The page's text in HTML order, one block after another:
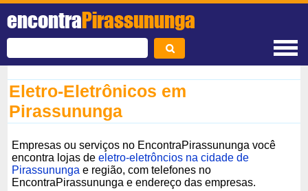
encontraPirassununga
Eletro-Eletrônicos em
Pirassununga
Empresas ou serviços no EncontraPirassununga você
encontra lojas deeletro-eletrôncios na cidade de
Pirassununga e região, com telefones no
EncontraPirassununga e endereço das empresas.